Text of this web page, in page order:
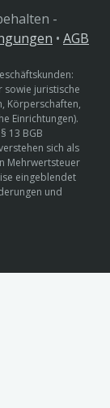
-
• AGB
sowie juristische
Körperschaften,
Einrichtungen).
13 BGB
sich als
Mehrwertsteuer
eingeblendet
und